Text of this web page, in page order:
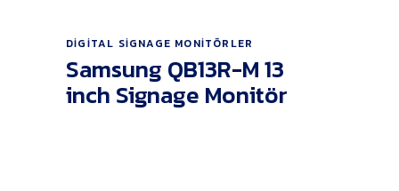
Ürünü İncele
DIGITAL SIGNAGE MONITÖRLER
Samsung QB13R-M 13
inch Signage Monitör